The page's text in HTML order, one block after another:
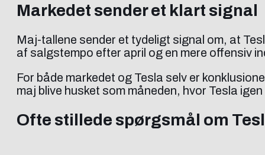
Markedet sender et klart signal
Maj-tallene sender et tydeligt signal om, at
af salgstempo efter april og en mere offensiv
For både markedet og Tesla selv er
maj blive husket som måneden, hvor Tesla
Ofte stillede spørgsmål om